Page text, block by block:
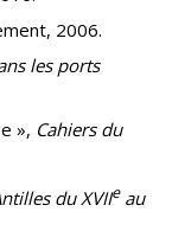
2006.
les ports
», Cahiers du
du XVIIeau